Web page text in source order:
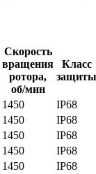
Скорость
вращения
ротора,
об/мин
Класс
защиты
1450
IP68
1450
IP68
1450
IP68
1450
IP68
1450
IP68